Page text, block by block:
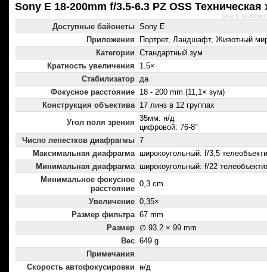
Sony E 18-200mm f/3.5-6.3 PZ OSS Техническая
Доступные байонеты Sony E
Приложения
Портрет, Ландшафт, Животный
Категории Стандартный зум
Кратность увеличения
1.5×
Стабилизатор да
Фокусное расстояние 18 - 200 mm (11,1× зум)
Конструкция объектива 17 линз в 12 группах
Угол поля зрения 35мм: н/д
цифровой: 76-8°
Число лепестков диафрагмы 7
Максимальная диафрагма широкоугольный: f/3,5
Минимальная диафрагма широкоугольный: f/22
Минимальное фокусное
расстояние
0,3 cm
Увеличение 0,35×
Размер фильтра 67 mm
Размер ∅ 93.2 × 99 mm
Вес 649 g
Примечания
Скорость автофокусировки н/д
Sony E 18-